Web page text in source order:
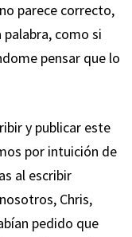
parece correcto,
como si
pensar que lo
y publicar este
por intuición de
al escribir
Chris,
pedido que